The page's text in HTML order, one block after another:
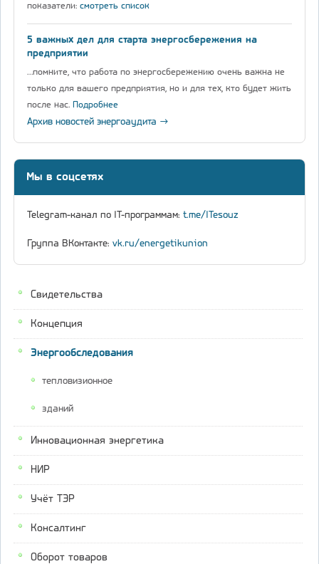
Свидетельства
Концепция
Энергообследования
тепловизионное
зданий
Инновационная энергетика
НИР
Учёт ТЭР
Консалтинг
Оборот товаров
показатели: смотреть список
5 важных дел для старта энергосбережения на
предприятии
…помните, что работа по энергосбережению очень важна не
только для вашего предприятия, но и для тех, кто будет жить
после нас. Подробнее
Архив новостей энергоаудита →
Мы в соцсетях
Telegram-канал по IT-программам: t.me/ITesouz
Группа ВКонтакте: vk.ru/energetikunion